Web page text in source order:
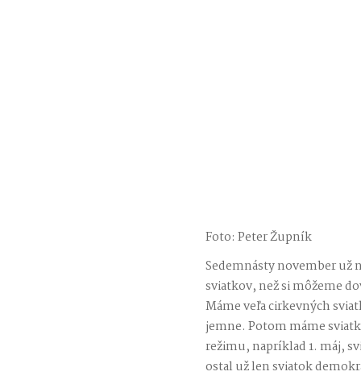
Foto: Peter Župník
Sedemnásty november už
sviatkov, než si môžeme
Máme veľa cirkevných
jemne. Potom máme
režimu, napríklad 1. máj,
ostal už len sviatok